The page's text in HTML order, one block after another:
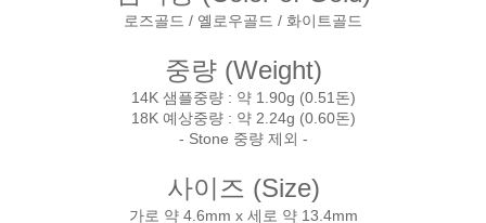
로즈골드 / 옐로우골드 / 화이트골드
중량 (Weight)
14K 샘플중량 : 약 1.90g (0.51돈)
18K 예상중량 : 약 2.24g (0.60돈)
- Stone 중량 제외 -
사이즈 (Size)
가로 약 4.6mm x 세로 약 13.4mm